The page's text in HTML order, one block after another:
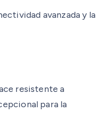
avanzada y la
resistente a
para la